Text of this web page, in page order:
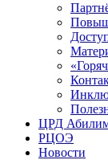
ЦРД
РЦОЭ
Новости